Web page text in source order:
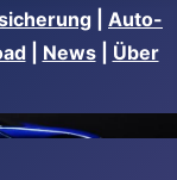
Auto-
| News| Über